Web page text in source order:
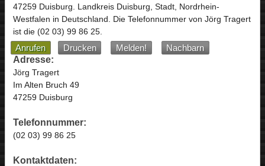
47259 Duisburg. Landkreis Duisburg, Stadt, Nordrhein-
Westfalen in Deutschland. Die Telefonnummer von Jörg Tragert
ist die (02 03) 99 86 25.
Anrufen Drucken Melden!
Nachbarn
Adresse:
Jörg Tragert
Im Alten Bruch 49
47259 Duisburg
Telefonnummer:
(02 03) 99 86 25
Kontaktdaten: